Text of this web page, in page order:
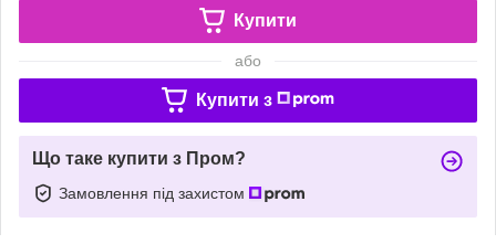
Купити
або
Купити з
Що таке купити з Пром?
Замовлення під захистом